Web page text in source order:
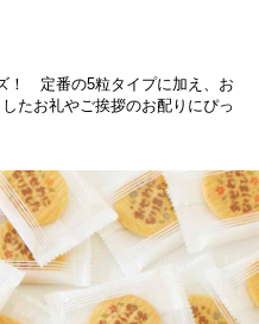
！ 定番の5粒タイプに加え、お
たお礼やご挨拶のお配りにぴっ